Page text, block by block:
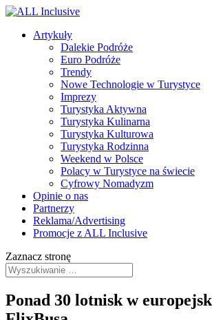
Artykuły
Dalekie Podróże
Euro Podróże
Trendy
Nowe Technologie w Turystyce
Imprezy
Turystyka Aktywna
Turystyka Kulinarna
Turystyka Kulturowa
Turystyka Rodzinna
Weekend w Polsce
Polacy w Turystyce na świecie
Cyfrowy Nomadyzm
Opinie o nas
Partnerzy
Reklama/Advertising
Promocje z ALL Inclusive
Zaznacz stronę
Ponad 30 lotnisk w